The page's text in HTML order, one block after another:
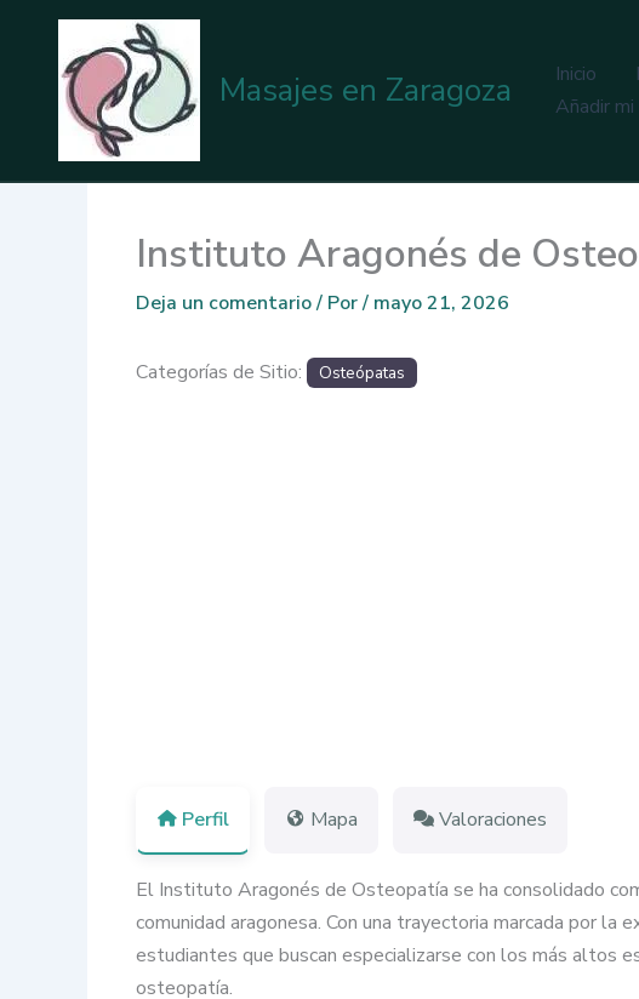
contenido
Masajes en Zaragoza Inicio
Añadir
Instituto Aragonés de
Deja un comentario/ Por/ mayo 21, 2026
Categorías de Sitio: Osteópatas
Perfil Mapa Valoraciones
El Instituto Aragonés de Osteopatía se ha consolidado
comunidad aragonesa. Con una trayectoria marcada por
estudiantes que buscan especializarse con los más altos
osteopatía.